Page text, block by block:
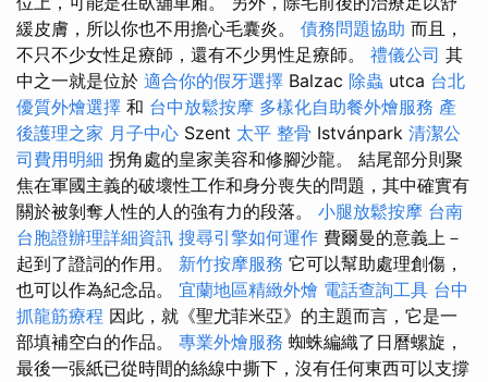
緩皮膚，所以你也不用擔心毛囊炎。 債務問題協助 而且，
不只不少女性足療師，還有不少男性足療師。 禮儀公司 其
中之一就是位於 適合你的假牙選擇 Balzac 除蟲 utca 台北
優質外燴選擇 和 台中放鬆按摩 多樣化自助餐外燴服務 產
後護理之家 月子中心 Szent 太平 整骨 Istvánpark 清潔公
司費用明細 拐角處的皇家美容和修腳沙龍。 結尾部分則聚
焦在軍國主義的破壞性工作和身分喪失的問題，其中確實有
關於被剝奪人性的人的強有力的段落。 小腿放鬆按摩 台南
台胞證辦理詳細資訊 搜尋引擎如何運作 費爾曼的意義上－
起到了證詞的作用。 新竹按摩服務 它可以幫助處理創傷，
也可以作為紀念品。 宜蘭地區精緻外燴 電話查詢工具 台中
抓龍筋療程 因此，就《聖尤菲米亞》的主題而言，它是一
部填補空白的作品。 專業外燴服務 蜘蛛編織了日曆螺旋，
最後一張紙已從時間的絲線中撕下，沒有任何東西可以支撐